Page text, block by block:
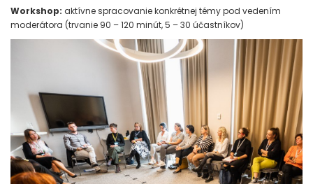
Workshop: aktívne spracovanie konkrétnej témy pod vedením
moderátora (trvanie 90 – 120 minút, 5 – 30 účastníkov)